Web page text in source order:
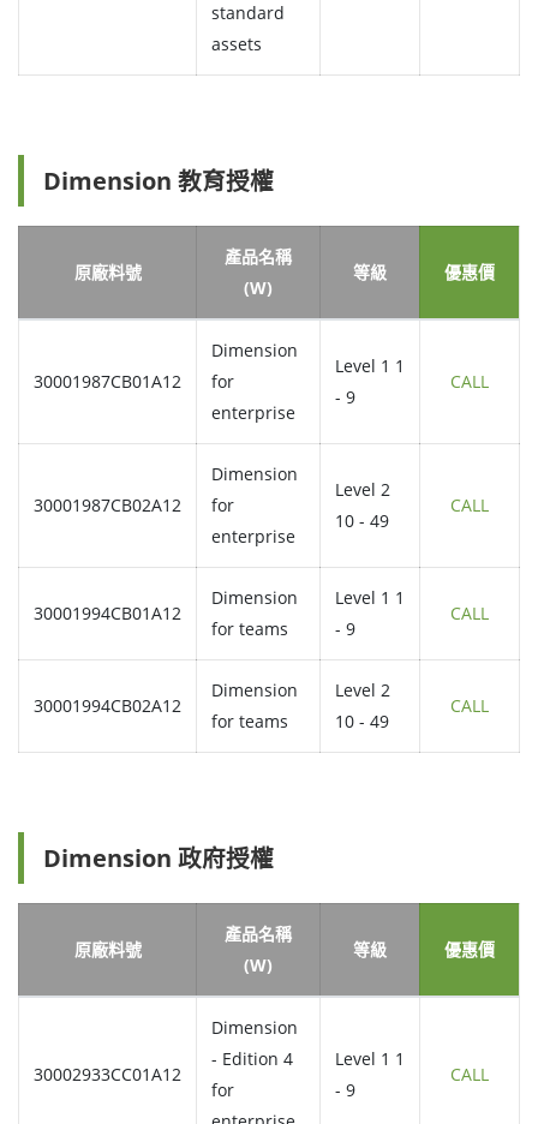
standard
assets
Dimension 教育授權
原廠料號
產品名稱
(W)
等級 優惠價
30001987CB01A12
Dimension
for
enterprise
Level 1 1
- 9
CALL
30001987CB02A12
Dimension
for
enterprise
Level 2
10 - 49
CALL
30001994CB01A12
Dimension
for teams
Level 1 1
- 9
CALL
30001994CB02A12
Dimension
for teams
Level 2
10 - 49
CALL
Dimension 政府授權
原廠料號
產品名稱
(W)
等級 優惠價
30002933CC01A12
Dimension
- Edition 4
for
Level 1 1
- 9
CALL